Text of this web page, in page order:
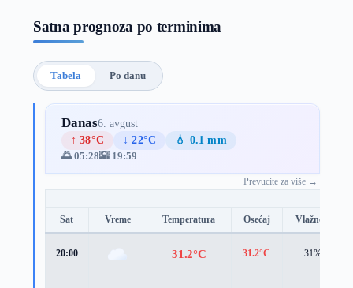
Satna prognoza po terminima
Tabela Po danu
Danas6. avgust
↑ 38°C
↓ 22°C
💧 0.1 mm
🌅 05:28🌇 19:59
Prevucite za više →
Sat Vreme Temperatura Osećaj Vlažnost
20:00 31.2°C 31.2°C 31%